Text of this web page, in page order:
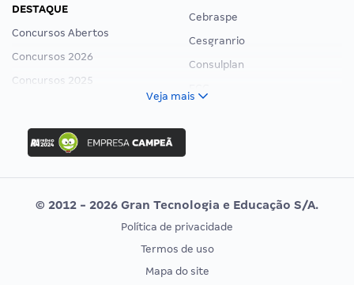
DESTAQUE
Concursos Abertos
Concursos 2026
Concursos 2025
Concurso Ibama
Concurso MPU
Editais publicados
Cebraspe
Cesgranrio
Consulplan
Vunesp
CONCURSOS POR PROFISSÃO
EXAME DE ORDEM
Veja mais
© 2012 - 2026 Gran Tecnologia e Educação S/A.
Política de privacidade
Termos de uso
Mapa do site